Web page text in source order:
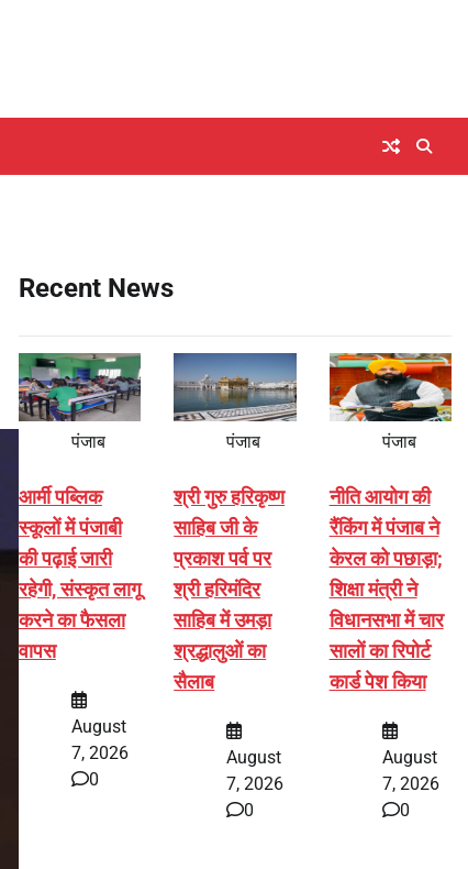
Recent News
पंजाब
आर्मी पब्लिक
स्कूलों में पंजाबी
की पढ़ाई जारी
रहेगी, संस्कृत लागू
करने का फैसला
वापस
August
7, 2026
0
पंजाब
श्री गुरु हरिकृष्ण
साहिब जी के
प्रकाश पर्व पर
श्री हरिमंदिर
साहिब में उमड़ा
श्रद्धालुओं का
सैलाब
August
7, 2026
0
पंजाब
नीति आयोग की
रैंकिंग में पंजाब ने
केरल को पछाड़ा;
शिक्षा मंत्री ने
विधानसभा में चार
सालों का रिपोर्ट
कार्ड पेश किया
August
7, 2026
0